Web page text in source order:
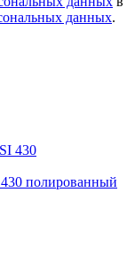
данных.
полированный